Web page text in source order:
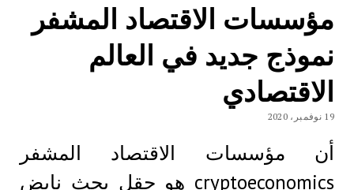
مؤسسات الاقتصاد المشفر
نموذج جديد في العالم
الاقتصادي
19 نوفمبر، 2020
أن مؤسسات الاقتصاد المشفر
cryptoeconomics هو حقل بحث نابض